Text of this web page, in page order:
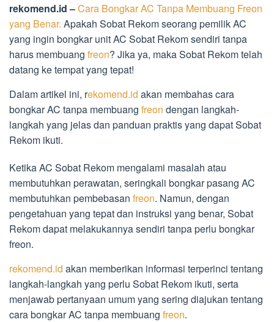
rekomend.id –Cara Bongkar AC Tanpa Membuang Freon
yang Benar. Apakah Sobat Rekom seorang pemilik AC
yang ingin bongkar unit AC Sobat Rekom sendiri tanpa
harus membuang freon? Jika ya, maka Sobat Rekom telah
datang ke tempat yang tepat!
Dalam artikel ini, rekomend.id akan membahas cara
bongkar AC tanpa membuang freon dengan langkah-
langkah yang jelas dan panduan praktis yang dapat Sobat
Rekom ikuti.
Ketika AC Sobat Rekom mengalami masalah atau
membutuhkan perawatan, seringkali bongkar pasang AC
membutuhkan pembebasan freon. Namun, dengan
pengetahuan yang tepat dan instruksi yang benar, Sobat
Rekom dapat melakukannya sendiri tanpa perlu bongkar
freon.
rekomend.id akan memberikan informasi terperinci tentang
langkah-langkah yang perlu Sobat Rekom ikuti, serta
menjawab pertanyaan umum yang sering diajukan tentang
cara bongkar AC tanpa membuang freon.